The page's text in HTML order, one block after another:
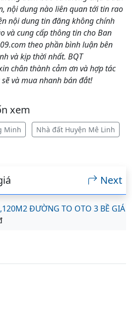
nội dung nào liên quan tới tin rao
nội dung tin đăng không chính
và cung cấp thông tin cho Ban
theo phần bình luận bên
và kịp thời nhất. BQT
chân thành cảm ơn và hợp tác
và mua nhanh bán đắt!
xem
Minh Nhà đất Huyện Mê Linh
Next
ĐƯỜNG TO OTO 3 BỀ GIÁ